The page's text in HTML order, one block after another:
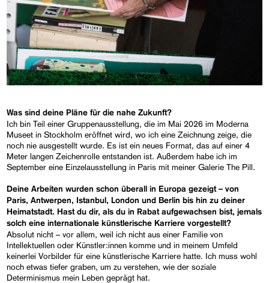
Was sind deine Pläne für die nahe Zukunft?
Ich bin Teil einer Gruppenausstellung, die im Mai 2026 im Moderna
Museet in Stockholm eröffnet wird, wo ich eine Zeichnung zeige, die
noch nie ausgestellt wurde. Es ist ein neues Format, das auf einer 4
Meter langen Zeichenrolle entstanden ist. Außerdem habe ich im
September eine Einzelausstellung in Paris mit meiner Galerie The Pill.
Deine Arbeiten wurden schon überall in Europa gezeigt – von
Paris, Antwerpen, Istanbul, London und Berlin bis hin zu deiner
Heimatstadt. Hast du dir, als du in Rabat aufgewachsen bist, jemals
solch eine internationale künstlerische Karriere vorgestellt?
Absolut nicht – vor allem, weil ich nicht aus einer Familie von
Intellektuellen oder Künstler:innen komme und in meinem Umfeld
keinerlei Vorbilder für eine künstlerische Karriere hatte. Ich muss wohl
noch etwas tiefer graben, um zu verstehen, wie der soziale
Determinismus mein Leben geprägt hat.